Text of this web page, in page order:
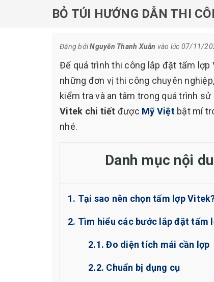
BỎ TÚI HƯỚNG DẪN THI
Đăng bởiNguyễn Thanh Xuân vào lúc 07/11/
Để quá trình thi công lắp đặt tấm lợp
những đơn vị thi công chuyên
kiểm tra và an tâm trong quá trình sử
Vitek chi tiết được Mỹ Việtbật mí
nhé.
Danh mục nội
1. Tại sao nên chọn tấm lợp
2. Tìm hiểu các bước lắp đặt tấm
2.1. Đo diện tích mái cần lợp
2.2. Chuẩn bị dụng cụ